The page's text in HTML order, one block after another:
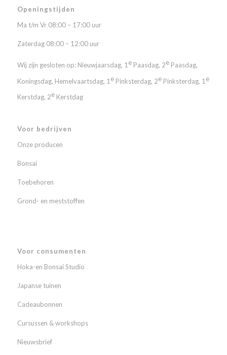
Openingstijden
Ma t/m Vr 08:00 – 17:00 uur
Zaterdag 08:00 – 12:00 uur
Wij zijn gesloten op: Nieuwjaarsdag, 1ePaasdag, 2ePaasdag,
Koningsdag, Hemelvaartsdag, 1 ePinksterdag, 2ePinksterdag, 1 e
Kerstdag, 2eKerstdag
Voor bedrijven
Onze producen
Bonsai
Toebehoren
Grond- en meststoffen
Voor consumenten
Hoka-en Bonsai Studio
Japanse tuinen
Cadeaubonnen
Cursussen & workshops
Nieuwsbrief